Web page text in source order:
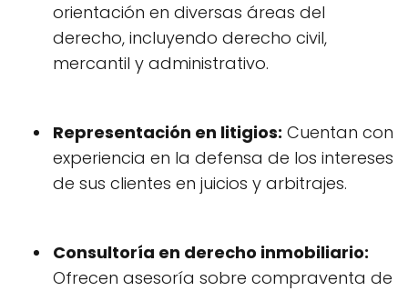
orientación en diversas áreas del
derecho, incluyendo derecho civil,
mercantil y administrativo.
Representación en litigios: Cuentan con
experiencia en la defensa de los intereses
de sus clientes en juicios y arbitrajes.
Consultoría en derecho inmobiliario:
Ofrecen asesoría sobre compraventa de